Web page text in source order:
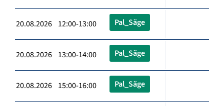
20.08.2026 12:00-13:00 Pal_Säge
20.08.2026 13:00-14:00 Pal_Säge
20.08.2026 15:00-16:00 Pal_Säge